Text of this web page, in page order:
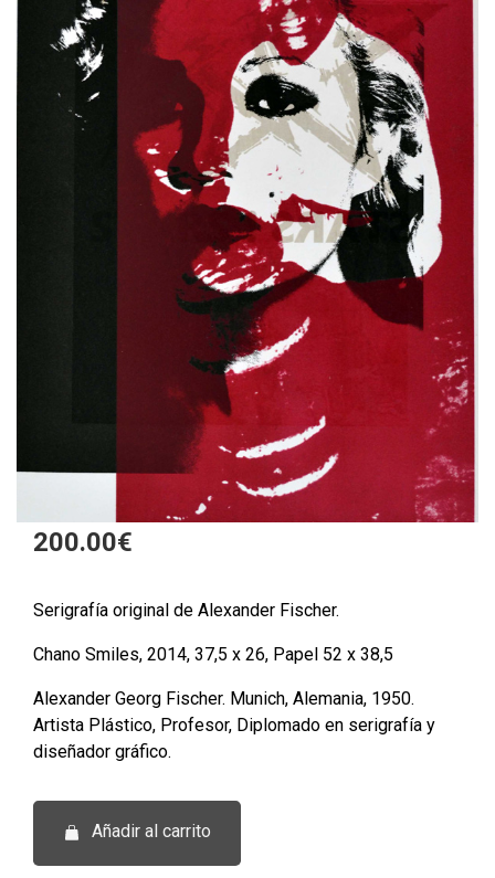
200.00€
Serigrafía original de Alexander Fischer.
Chano Smiles, 2014, 37,5 x 26, Papel 52 x 38,5
Alexander Georg Fischer. Munich, Alemania, 1950.
Artista Plástico, Profesor, Diplomado en serigrafía y
diseñador gráfico.
Smiles
-
Añadir al carrito